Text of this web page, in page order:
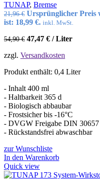
TUNAP, Bremse
21,96€ Ursprünglicher Preis
ist: 18,99 €. inkl. MwSt.
54,90€ 47,47 € /Liter
zzgl. Versandkosten
Produkt enthält: 0,4 Liter
- Inhalt 400 ml
- Haltbarkeit 365 d
- Biologisch abbaubar
- Frostsicher bis -16°C
- DVGW Freigabe DIN 30657
- Rückstandsfrei abwaschbar
zur Wunschliste
In den Warenkorb
Quick view